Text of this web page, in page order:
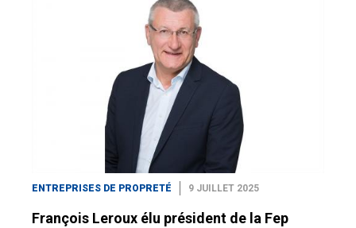
ENTREPRISES DE PROPRETÉ 9 JUILLET 2025
François Leroux élu président de la Fep